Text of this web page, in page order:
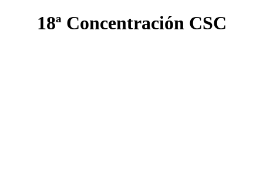
18ª Concentración CSC